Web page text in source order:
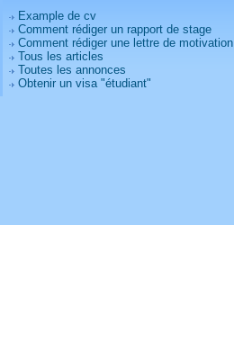
Example de cv
Comment rédiger un rapport de stage
Comment rédiger une lettre de motivation
Tous les articles
Toutes les annonces
Obtenir un visa "étudiant"